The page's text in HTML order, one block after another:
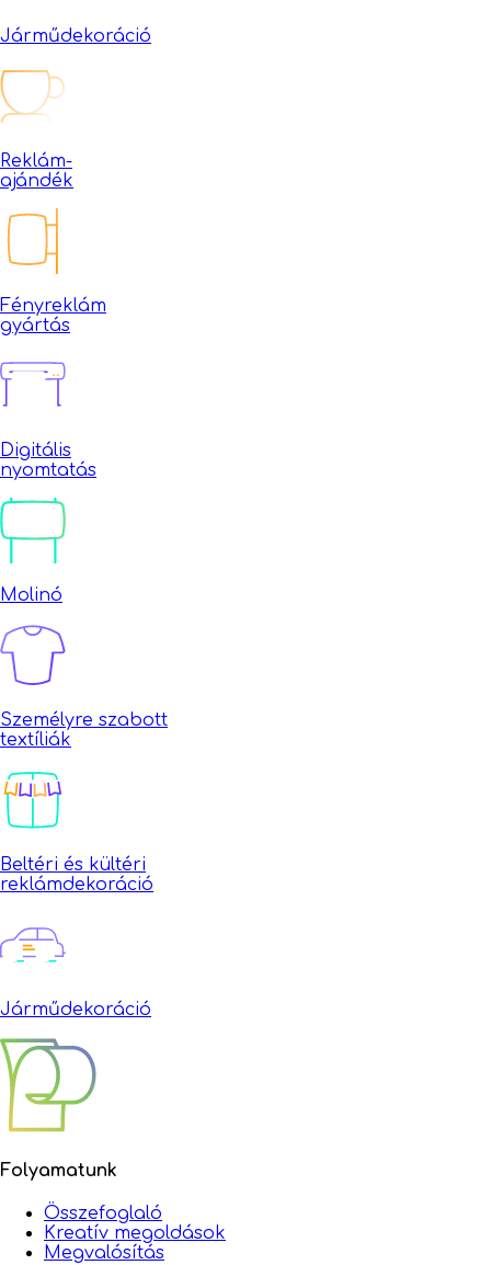
Járműdekoráció
Reklám-
ajándék
Fényreklám
gyártás
Digitális
nyomtatás
Molinó
Személyre szabott
textíliák
Beltéri és kültéri
reklámdekoráció
Járműdekoráció
Folyamatunk
Összefoglaló
Kreatív megoldások
Megvalósítás